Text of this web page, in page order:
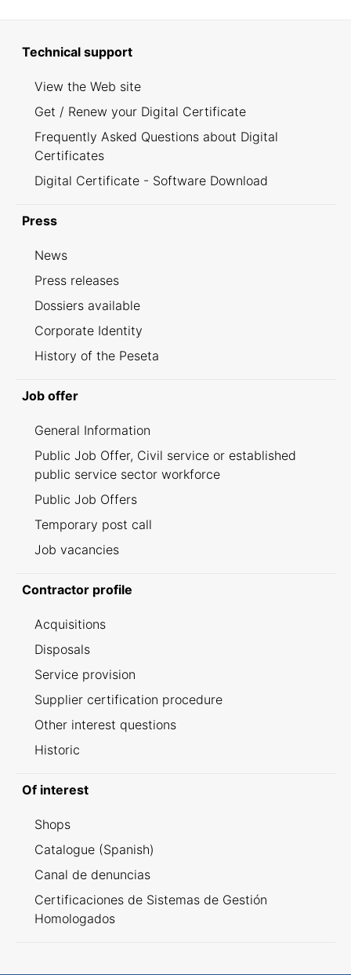
Technical support
View the Web site
Get / Renew your Digital Certificate
Frequently Asked Questions about Digital
Certificates
Digital Certificate - Software Download
Press
News
Press releases
Dossiers available
Corporate Identity
History of the Peseta
Job offer
General Information
Public Job Offer, Civil service or established
public service sector workforce
Public Job Offers
Temporary post call
Job vacancies
Contractor profile
Acquisitions
Disposals
Service provision
Supplier certification procedure
Other interest questions
Historic
Of interest
Shops
Catalogue (Spanish)
Canal de denuncias
Certificaciones de Sistemas de Gestión
Homologados